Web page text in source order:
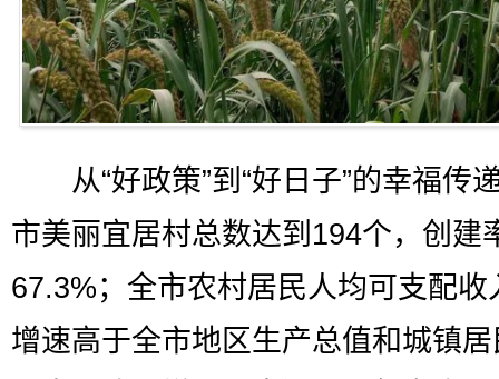
从“好政策”到“好日子”的幸福传
市美丽宜居村总数达到194个，创建
67.3%；全市农村居民人均可支配收
增速高于全市地区生产总值和城镇